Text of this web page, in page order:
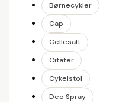
Børnecykler
Cap
Cellesalt
Citater
Cykelstol
Deo Spray